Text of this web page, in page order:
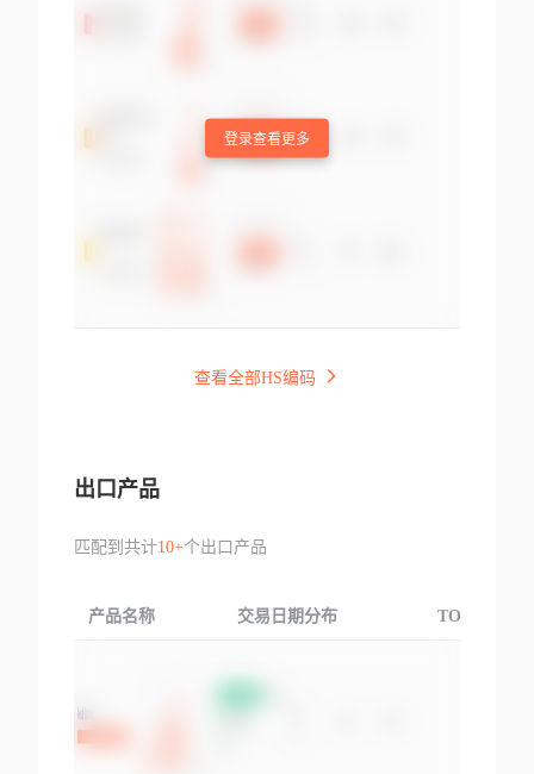
登录查看更多
查看全部HS编码
出口产品
匹配到共计10+个出口产品
产品名称 交易日期分布 TOP3交易国